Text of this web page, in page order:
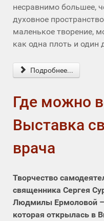
несравнимо большее,
духовное
маленькое творение,
как одна плоть и один
Подробнее...
Где можно
Выставка
врача
Творчество
священника Сергея
Людмилы Ермоловой
которая открылась в